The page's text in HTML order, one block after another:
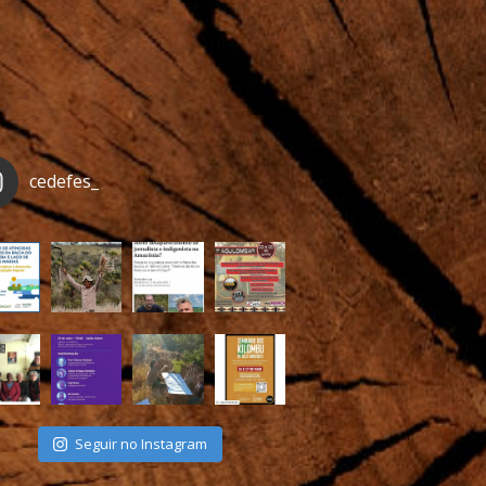
cedefes_
Seguir no Instagram